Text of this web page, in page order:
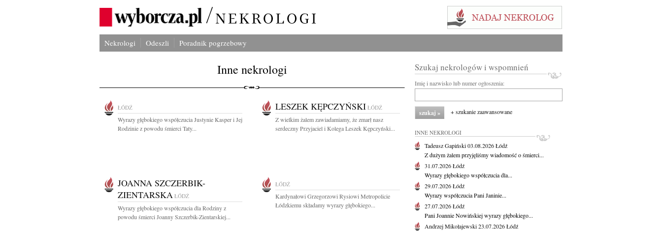
Nekrologi Odeszli Poradnik pogrzebowy
Inne nekrologi
ŁÓDŹ
Wyrazy głębokiego współczucia Justynie Kasper i Jej
Rodzinie z powodu śmierci Taty...
LESZEK KĘPCZYŃSKI ŁÓDŹ
Z wielkim żalem zawiadamiamy, że zmarł nasz
serdeczny Przyjaciel i Kolega Leszek Kępczyński...
JOANNA SZCZERBIK-
ZIENTARSKA ŁÓDŹ
Wyrazy głębokiego współczucia dla Rodziny z
powodu śmierci Joanny Szczerbik-Zientarskiej...
ŁÓDŹ
Kardynałowi Grzegorzowi Rysiowi Metropolicie
Łódzkiemu składamy wyrazy głębokiego...
Szukaj nekrologów i wspomnień
Imię i nazwisko lub numer ogłoszenia:
+ szukanie zaawansowane
INNE NEKROLOGI
Tadeusz Gapiński03.08.2026Łódź
Z dużym żalem przyjęliśmy wiadomość o śmierci...
31.07.2026Łódź
Wyrazy głębokiego współczucia dla...
29.07.2026Łódź
Wyrazy współczucia Pani Janinie...
27.07.2026Łódź
Pani Joannie Nowińskiej wyrazy głębokiego...
Andrzej Mikołajewski23.07.2026Łódź